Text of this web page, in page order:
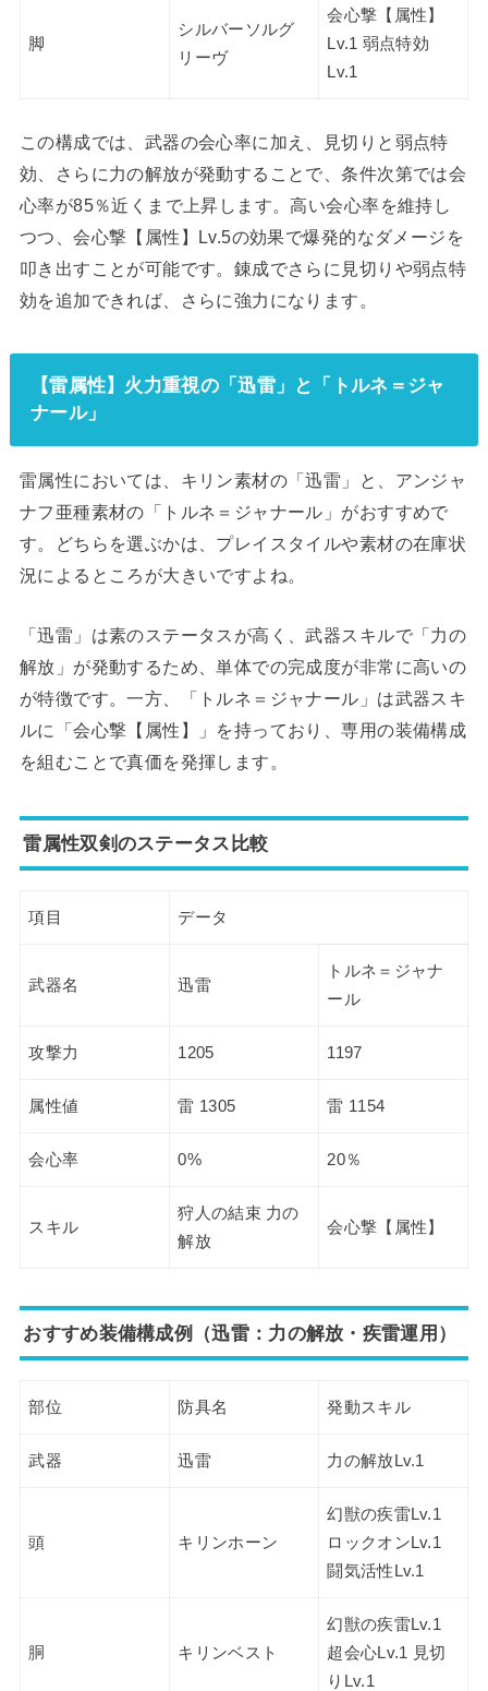
脚
シルバーソルグ
リーヴ
会心撃【属性】
Lv.1 弱点特効
Lv.1
この構成では、武器の会心率に加え、見切りと弱点特
効、さらに力の解放が発動することで、条件次第では会
心率が85％近くまで上昇します。高い会心率を維持し
つつ、会心撃【属性】Lv.5の効果で爆発的なダメージを
叩き出すことが可能です。錬成でさらに見切りや弱点特
効を追加できれば、さらに強力になります。
【雷属性】火力重視の「迅雷」と「トルネ＝ジャ
ナール」
雷属性においては、キリン素材の「迅雷」と、アンジャ
ナフ亜種素材の「トルネ＝ジャナール」がおすすめで
す。どちらを選ぶかは、プレイスタイルや素材の在庫状
況によるところが大きいですよね。
「迅雷」は素のステータスが高く、武器スキルで「力の
解放」が発動するため、単体での完成度が非常に高いの
が特徴です。一方、「トルネ＝ジャナール」は武器スキ
ルに「会心撃【属性】」を持っており、専用の装備構成
を組むことで真価を発揮します。
雷属性双剣のステータス比較
項目 データ
武器名 迅雷
トルネ＝ジャナ
ール
攻撃力 1205 1197
属性値 雷 1305 雷 1154
会心率 0% 20％
スキル
狩人の結束 力の
解放
会心撃【属性】
おすすめ装備構成例（迅雷：力の解放・疾雷運用）
部位 防具名 発動スキル
武器 迅雷 力の解放Lv.1
頭 キリンホーン
幻獣の疾雷Lv.1
ロックオンLv.1
闘気活性Lv.1
胴 キリンベスト
幻獣の疾雷Lv.1
超会心Lv.1 見切
りLv.1